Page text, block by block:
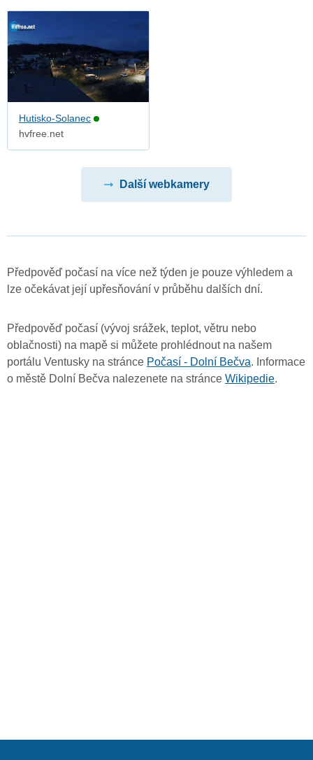
Hutisko-Solanec
hvfree.net
Další webkamery
Předpověď počasí na více než týden je pouze výhledem a
lze očekávat její upřesňování v průběhu dalších dní.
Předpověď počasí (vývoj srážek, teplot, větru nebo
oblačnosti) na mapě si můžete prohlédnout na našem
portálu Ventusky na stránce Počasí - Dolní Bečva. Informace
o městě Dolní Bečva nalezenete na stránce Wikipedie.